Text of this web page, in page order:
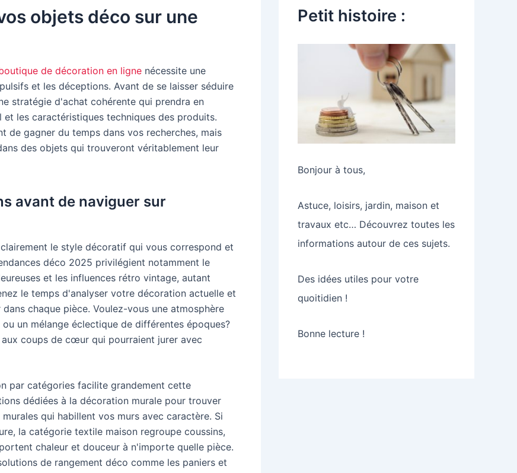
objets déco sur une
de décoration en ligne nécessite une
et les déceptions. Avant de se laisser séduire
stratégie d'achat cohérente qui prendra en
les caractéristiques techniques des produits.
de gagner du temps dans vos recherches, mais
des objets qui trouveront véritablement leur
avant de naviguer sur
le style décoratif qui vous correspond et
déco 2025 privilégient notamment le
et les influences rétro vintage, autant
le temps d'analyser votre décoration actuelle et
chaque pièce. Voulez-vous une atmosphère
un mélange éclectique de différentes époques?
coups de cœur qui pourraient jurer avec
par catégories facilite grandement cette
dédiées à la décoration murale pour trouver
qui habillent vos murs avec caractère. Si
la catégorie textile maison regroupe coussins,
chaleur et douceur à n'importe quelle pièce.
de rangement déco comme les paniers et
Petit histoire :
Bonjour à tous,
Astuce, loisirs, jardin, maison et
travaux etc… Découvrez toutes les
informations autour de ces sujets.
Des idées utiles pour votre
quoitidien !
Bonne lecture !